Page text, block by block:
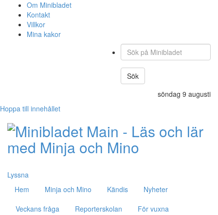
Om Minibladet
Kontakt
Villkor
Mina kakor
Sök
på
Minibladet
Sök
söndag 9 augusti
Hoppa till innehållet
Lyssna
Hem
Minja och Mino Kändis
Nyheter
Veckans fråga
Reporterskolan
För vuxna